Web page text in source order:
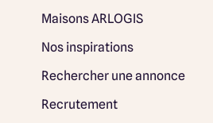
Maisons ARLOGIS
Nos inspirations
Rechercher une annonce
Recrutement